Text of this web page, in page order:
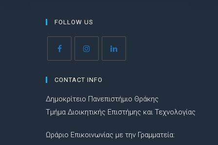
FOLLOW US
CONTACT INFO
Δημοκρίτειο Πανεπιστήμιο Θράκης
Τμήμα Διοικητικής Επιστήμης και Τεχνολογίας
Ωράριο Επικοινωνίας με την Γραμματεία: